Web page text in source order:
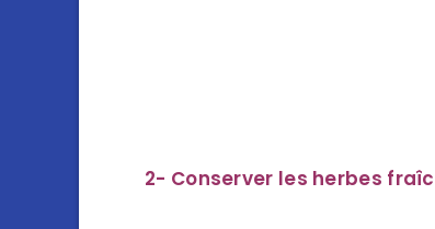
2- Conserver les herbes